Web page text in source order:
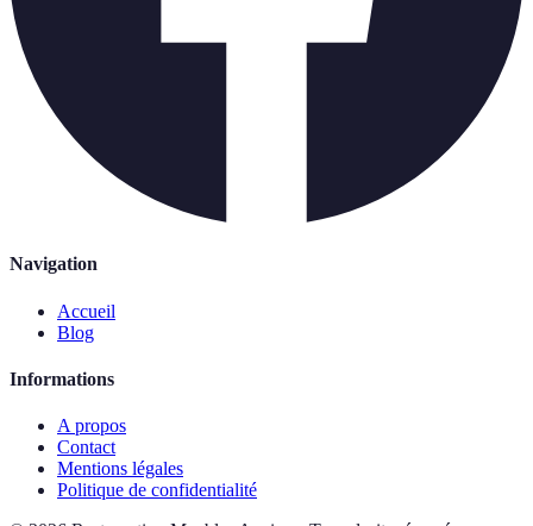
Navigation
Accueil
Blog
Informations
A propos
Contact
Mentions légales
Politique de confidentialité